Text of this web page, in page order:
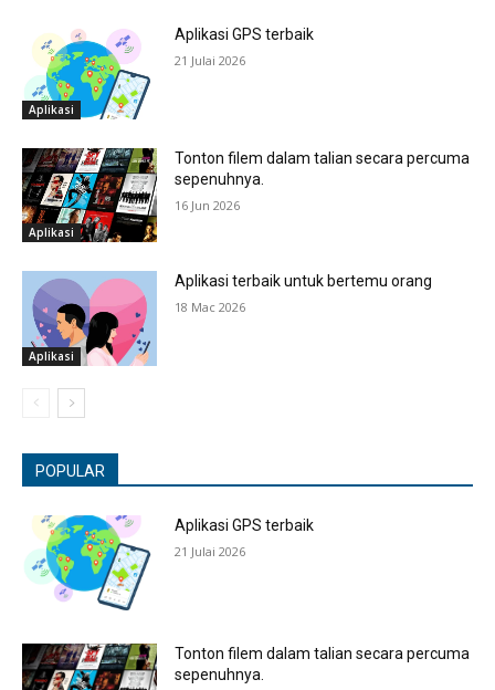
Aplikasi
Aplikasi GPS terbaik
21 Julai 2026
Aplikasi
Tonton filem dalam talian secara percuma
sepenuhnya.
16 Jun 2026
Aplikasi
Aplikasi terbaik untuk bertemu orang
18 Mac 2026
POPULAR
Aplikasi GPS terbaik
21 Julai 2026
Tonton filem dalam talian secara percuma
sepenuhnya.